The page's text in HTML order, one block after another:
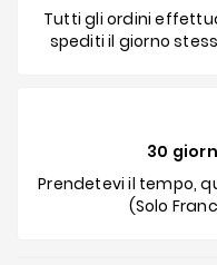
Tutti gli ordini
spediti il giorno
30
Prendetevi il tempo,
(Solo